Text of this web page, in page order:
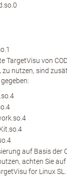
TargetVisu von
zu nutzen, sind
auf Basis der
achten Sie
for Linux